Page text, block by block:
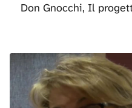
Don Gnocchi, Il